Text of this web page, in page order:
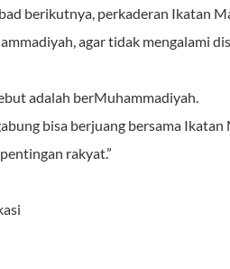
berikutnya, perkaderan Ikatan
agar tidak mengalami
adalah berMuhammadiyah.
bisa berjuang bersama
rakyat.”